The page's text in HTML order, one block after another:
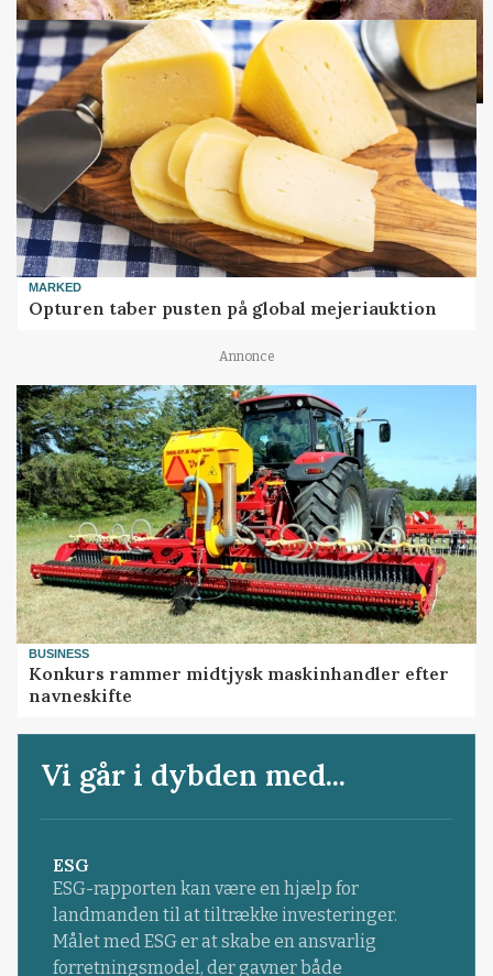
MARKED
Opturen taber pusten på global mejeriauktion
Annonce
BUSINESS
Konkurs rammer midtjysk maskinhandler efter
navneskifte
Vi går i dybden med...
ESG
ESG-rapporten kan være en hjælp for
landmanden til at tiltrække investeringer.
Målet med ESG er at skabe en ansvarlig
forretningsmodel, der gavner både